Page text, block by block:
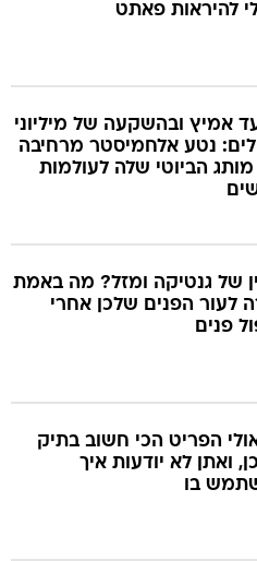
להיראות פאתט
אמיץ ובהשקעה של מיליוני
נטע אלחמיסטר מרחיבה
הביוטי שלה לעולמות
של גנטיקה ומזל? מה באמת
לעור הפנים שלכן אחרי
פנים
הפריט הכי חשוב בתיק
ואתן לא יודעות איך
בו